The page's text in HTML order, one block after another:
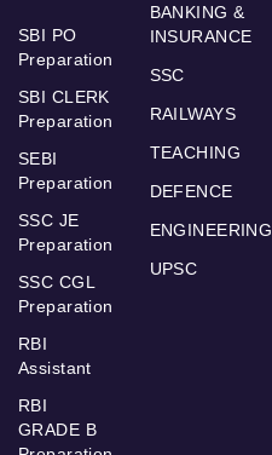
SBI PO
Preparation
SBI CLERK
Preparation
SEBI
Preparation
SSC JE
Preparation
SSC CGL
Preparation
RBI
Assistant
RBI
GRADE B
BANKING &
INSURANCE
SSC
RAILWAYS
TEACHING
DEFENCE
ENGINEERING
UPSC